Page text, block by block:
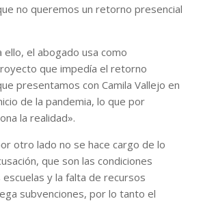
no queremos un retorno presencial
el abogado usa como
que impedía el retorno
presentamos con Camila Vallejo en
de la pandemia, lo que por
la realidad».
otro lado no se hace cargo de lo
que son las condiciones
y la falta de recursos
subvenciones, por lo tanto el